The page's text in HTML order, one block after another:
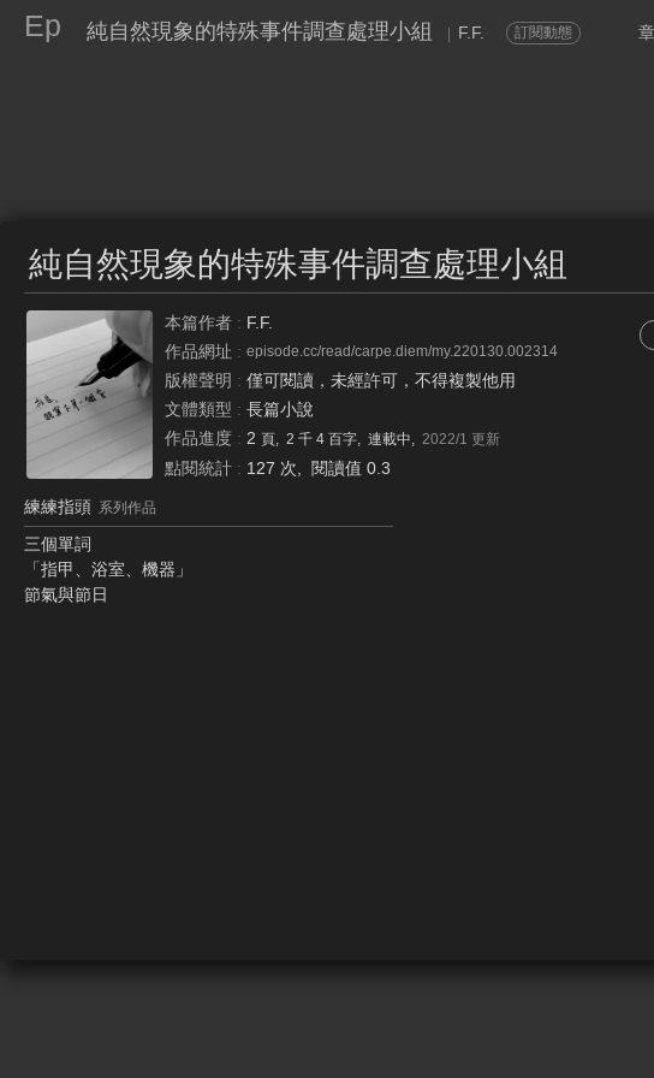
Ep 純自然現象的特殊事件調查處理小組 F.F. 訂閱動態
純自然現象的特殊事件調查處理小組
本篇作者 : F.F.
作品網址 : episode.cc/read/carpe.diem/my.220130.002314
版權聲明 : 僅可閱讀，未經許可，不得複製他用
文體類型 : 長篇小說
作品進度 : 2 頁, 2 千 4 百字, 連載中, 2022/1 更新
點閱統計 : 127 次, 閱讀值 0.3
練練指頭 系列作品
三個單詞
「指甲、浴室、機器」
節氣與節日